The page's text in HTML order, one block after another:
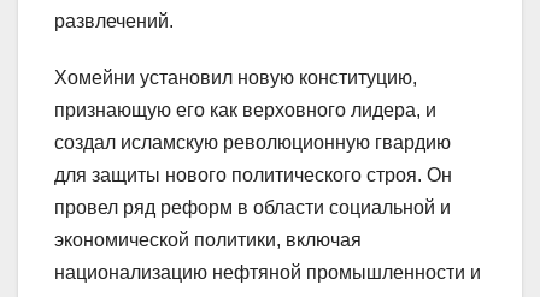
развлечений.
Хомейни установил новую конституцию,
признающую его как верховного лидера, и
создал исламскую революционную гвардию
для защиты нового политического строя. Он
провел ряд реформ в области социальной и
экономической политики, включая
национализацию нефтяной промышленности и